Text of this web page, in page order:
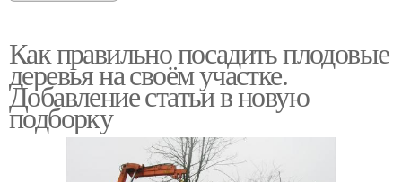
Как правильно посадить плодовые
деревья на своём участке.
Добавление статьи в новую
подборку